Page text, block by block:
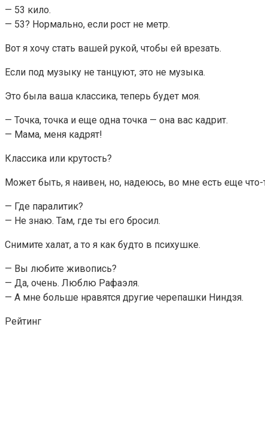
— 53 кило.
— 53? Нормально, если рост не метр.
Вот я хочу стать вашей рукой, чтобы ей врезать.
Если под музыку не танцуют, это не музыка.
Это была ваша классика, теперь будет моя.
— Точка, точка и еще одна точка — она вас кадрит.
— Мама, меня кадрят!
Классика или крутость?
Может быть, я наивен, но, надеюсь, во мне есть еще
— Где паралитик?
— Не знаю. Там, где ты его бросил.
Снимите халат, а то я как будто в психушке.
— Вы любите живопись?
— Да, очень. Люблю Рафаэля.
— А мне больше нравятся другие черепашки Ниндзя.
Рейтинг